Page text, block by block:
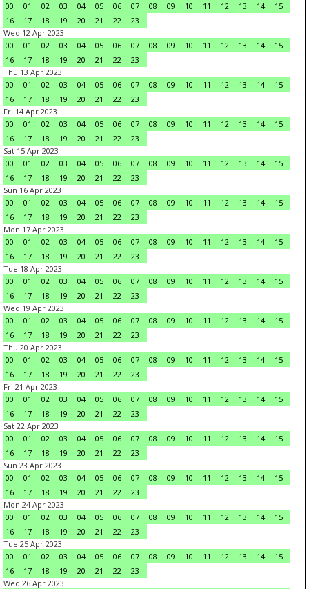
00
01 02 03 04 05 06 07 08 09 10 11 12 13 14
15
16
17 18 19 20 21 22
23
Wed 12 Apr 2023
00
01 02 03 04 05 06 07 08 09 10 11 12 13 14
15
16
17 18 19 20 21 22
23
Thu 13 Apr 2023
00
01 02 03 04 05 06 07 08 09 10 11 12 13 14
15
16
17 18 19 20 21 22
23
Fri 14 Apr 2023
00
01 02 03 04 05 06 07 08 09 10 11 12 13 14
15
16
17 18 19 20 21 22
23
Sat 15 Apr 2023
00
01 02 03 04 05 06 07 08 09 10 11 12 13 14
15
16
17 18 19 20 21 22
23
Sun 16 Apr 2023
00
01 02 03 04 05 06 07 08 09 10 11 12 13 14
15
16
17 18 19 20 21 22
23
Mon 17 Apr 2023
00
01 02 03 04 05 06 07 08 09 10 11 12 13 14
15
16
17 18 19 20 21 22
23
Tue 18 Apr 2023
00
01 02 03 04 05 06 07 08 09 10 11 12 13 14
15
16
17 18 19 20 21 22
23
Wed 19 Apr 2023
00
01 02 03 04 05 06 07 08 09 10 11 12 13 14
15
16
17 18 19 20 21 22
23
Thu 20 Apr 2023
00
01 02 03 04 05 06 07 08 09 10 11 12 13 14
15
16
17 18 19 20 21 22
23
Fri 21 Apr 2023
00
01 02 03 04 05 06 07 08 09 10 11 12 13 14
15
16
17 18 19 20 21 22
23
Sat 22 Apr 2023
00
01 02 03 04 05 06 07 08 09 10 11 12 13 14
15
16
17 18 19 20 21 22
23
Sun 23 Apr 2023
00
01 02 03 04 05 06 07 08 09 10 11 12 13 14
15
16
17 18 19 20 21 22
23
Mon 24 Apr 2023
00
01 02 03 04 05 06 07 08 09 10 11 12 13 14
15
16
17 18 19 20 21 22
23
Tue 25 Apr 2023
00
01 02 03 04 05 06 07 08 09 10 11 12 13 14
15
16
17 18 19 20 21 22
23
Wed 26 Apr 2023